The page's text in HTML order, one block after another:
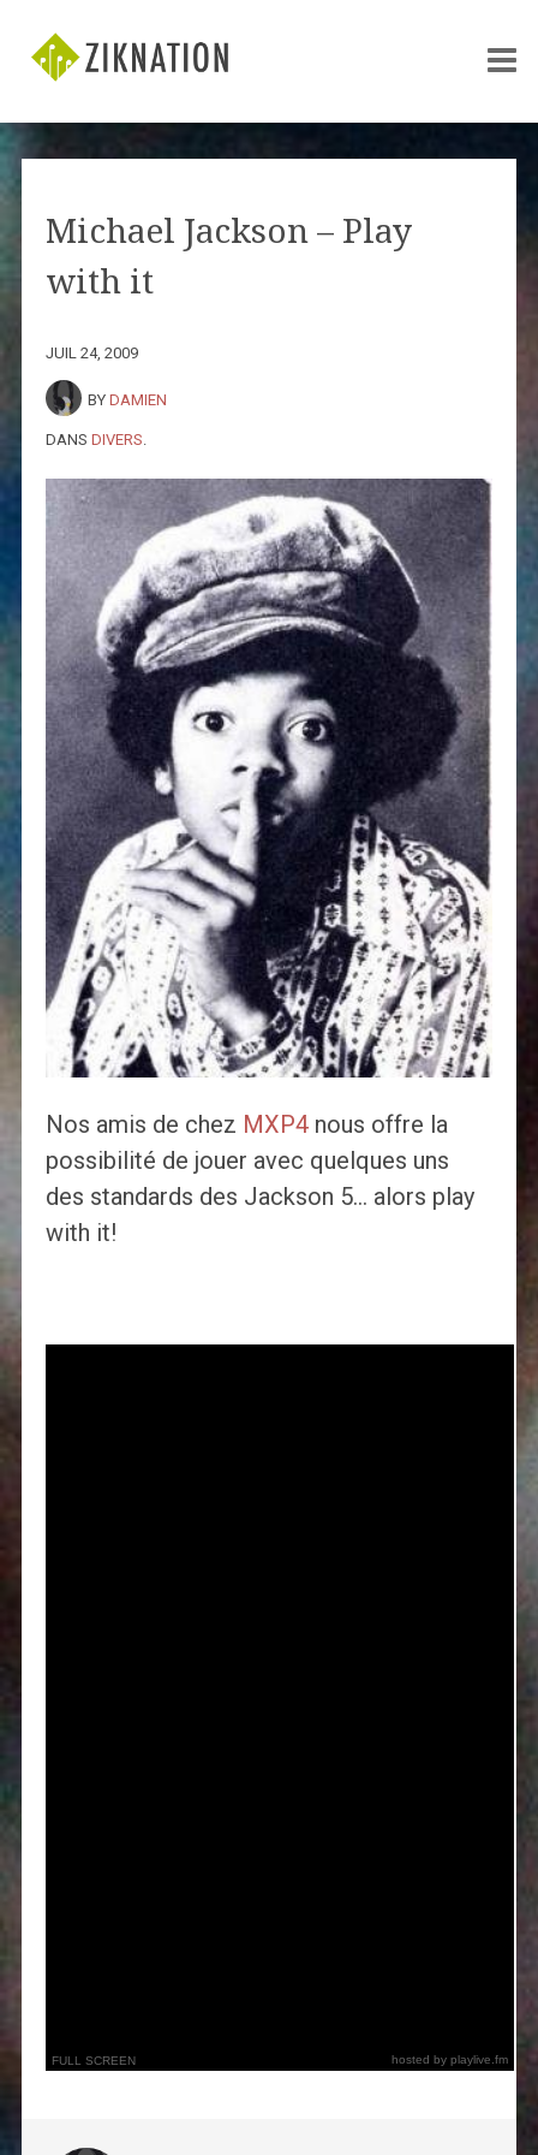
Michael Jackson – Play
with it
JUIL 24, 2009
BY DAMIEN
DANS DIVERS
Nos amis de chez MXP4nous offre la
possibilité de jouer avec quelques uns
des standards des Jackson 5… alors play
with it!
FULL SCREEN hosted by playlive.fm